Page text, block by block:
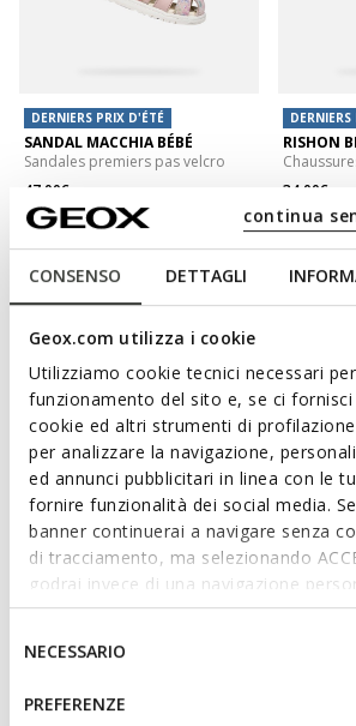
CONSENSO DETTAGLI
Geox.com utilizza i cookie
Utilizziamo cookie tecnici necessari
funzionamento del sito e, se ci
cookie ed altri strumenti di
per analizzare la navigazione,
ed annunci pubblicitari in linea con le
fornire funzionalità dei social media.
banner continuerai a navigare senza
di tracciamento, ma selezionando
godrai invece di una navigazione
base dei tuoi gusti ed interessi.
IMPOSTAZIONI potrai anche
altri strumenti di tracciamento
informazioni o per modificare in
tue impostazioni, visita la nostra
consenso
NECESSARIO
PREFERENZE
continua
DERNIERS PRIX D'ÉTÉ
SANDAL MACCHIA BÉBÉ
Sandales premiers pas velcro
47,00€
RISHON
34,00€
NEW IN
BIGLIA BÉBÉ FILLE
Chaussures bébé scratch
69,95€
1 COULEUR
NEW IN
IUPIDOO